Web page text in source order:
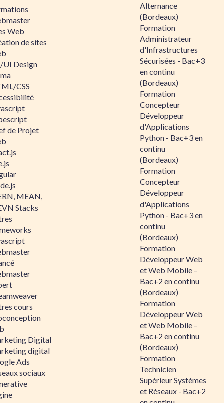
Web
de sites
UI Design
CSS
de Projet
MEAN,
Stacks
cours
Digital
digital
Ads
sociaux
Alternance
(Bordeaux)
Formation
Administrateur
d'Infrastructures
Sécurisées - Bac+3
en continu
(Bordeaux)
Formation
Concepteur
Développeur
d'Applications
Python - Bac+3 en
continu
(Bordeaux)
Formation
Concepteur
Développeur
d'Applications
Python - Bac+3 en
continu
(Bordeaux)
Formation
Développeur Web
et Web Mobile –
Bac+2 en continu
(Bordeaux)
Formation
Développeur Web
et Web Mobile –
Bac+2 en continu
(Bordeaux)
Formation
Technicien
Supérieur Systèmes
et Réseaux - Bac+2